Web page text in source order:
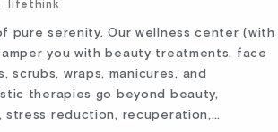
lifethink
pure serenity. Our wellness center (with
you with beauty treatments, face
scrubs, wraps, manicures, and
therapies go beyond beauty,
stress reduction, recuperation,…